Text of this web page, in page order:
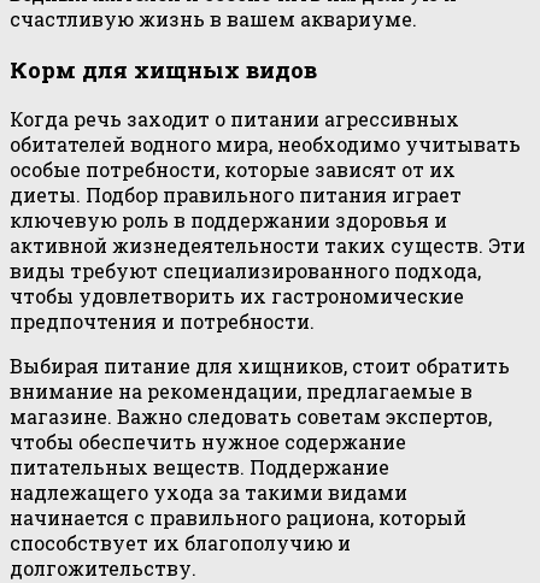
счастливую жизнь в вашем аквариуме.
Корм для хищных видов
Когда речь заходит о питании агрессивных
обитателей водного мира, необходимо учитывать
особые потребности, которые зависят от их
диеты. Подбор правильного питания играет
ключевую роль в поддержании здоровья и
активной жизнедеятельности таких существ. Эти
виды требуют специализированного подхода,
чтобы удовлетворить их гастрономические
предпочтения и потребности.
Выбирая питание для хищников, стоит обратить
внимание на рекомендации, предлагаемые в
магазине. Важно следовать советам экспертов,
чтобы обеспечить нужное содержание
питательных веществ. Поддержание
надлежащего ухода за такими видами
начинается с правильного рациона, который
способствует их благополучию и
долгожительству.